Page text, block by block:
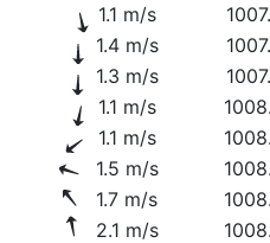
1.1 m/s
1.4 m/s
1.3 m/s
1.1 m/s
1.1 m/s
1.5 m/s
1.7 m/s
2.1 m/s